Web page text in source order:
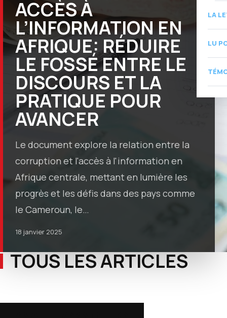
LA
LU
ACCÈS À
L’INFORMATION EN
AFRIQUE: RÉDUIRE
LE FOSSÉ ENTRE LE
DISCOURS ET LA
PRATIQUE POUR
AVANCER
Le document explore la relation entre la
corruption et l'accès à l'information en
Afrique centrale, mettant en lumière les
progrès et les défis dans des pays comme
le Cameroun, le…
18 janvier 2025
TOUS LES ARTICLES